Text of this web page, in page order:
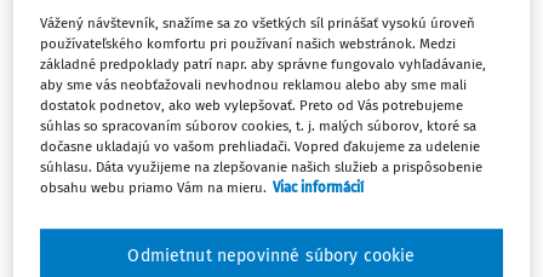
Odpoveď
Máte predplatné? Prihláste sa
Vážený návštevník, snažíme sa zo všetkých síl prinášať vysokú úroveň
používateľského komfortu pri používaní našich webstránok. Medzi
základné predpoklady patrí napr. aby správne fungovalo vyhľadávanie,
aby sme vás neobťažovali nevhodnou reklamou alebo aby sme mali
dostatok podnetov, ako web vylepšovať. Preto od Vás potrebujeme
súhlas so spracovaním súborov cookies, t. j. malých súborov, ktoré sa
dočasne ukladajú vo vašom prehliadači. Vopred ďakujeme za udelenie
súhlasu. Dáta využijeme na zlepšovanie našich služieb a prispôsobenie
obsahu webu priamo Vám na mieru. Viac informácií
Odmietnut nepovinné súbory cookie